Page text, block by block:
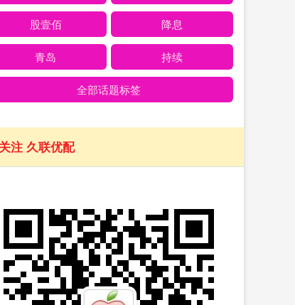
股壹佰 降息
青岛 持续
全部话题标签
关注 久联优配